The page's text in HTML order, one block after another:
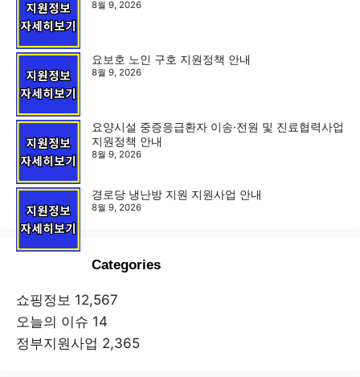
8월 9, 2026
요보호 노인 구호 지원정책 안내
8월 9, 2026
요양시설 중증응급환자 이송·전원 및 진료협력사업
지원정책 안내
8월 9, 2026
경로당 냉난방 지원 지원사업 안내
8월 9, 2026
Categories
쇼핑정보 12,567
오늘의 이슈 14
정부지원사업 2,365